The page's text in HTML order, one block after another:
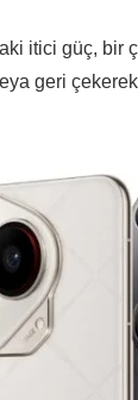
itici güç, bir
geri